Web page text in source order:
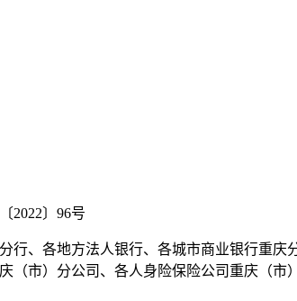
〕96号
、各地方法人银行、各城市商业银行重庆
市）分公司、各人身险保险公司重庆（市